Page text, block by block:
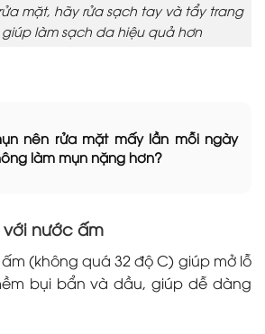
mặt, hãy rửa sạch tay và tẩy trang
làm sạch da hiệu quả hơn
nên rửa mặt mấy lần mỗi ngày
làm mụn nặng hơn?
với nước ấm
(không quá 32 độ C) giúp mở lỗ
bụi bẩn và dầu, giúp dễ dàng